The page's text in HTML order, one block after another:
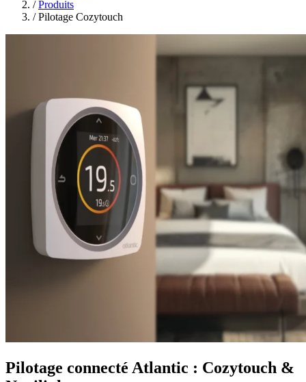
/ Produits
/ Pilotage Cozytouch
Pilotage connecté Atlantic : Cozytouch &